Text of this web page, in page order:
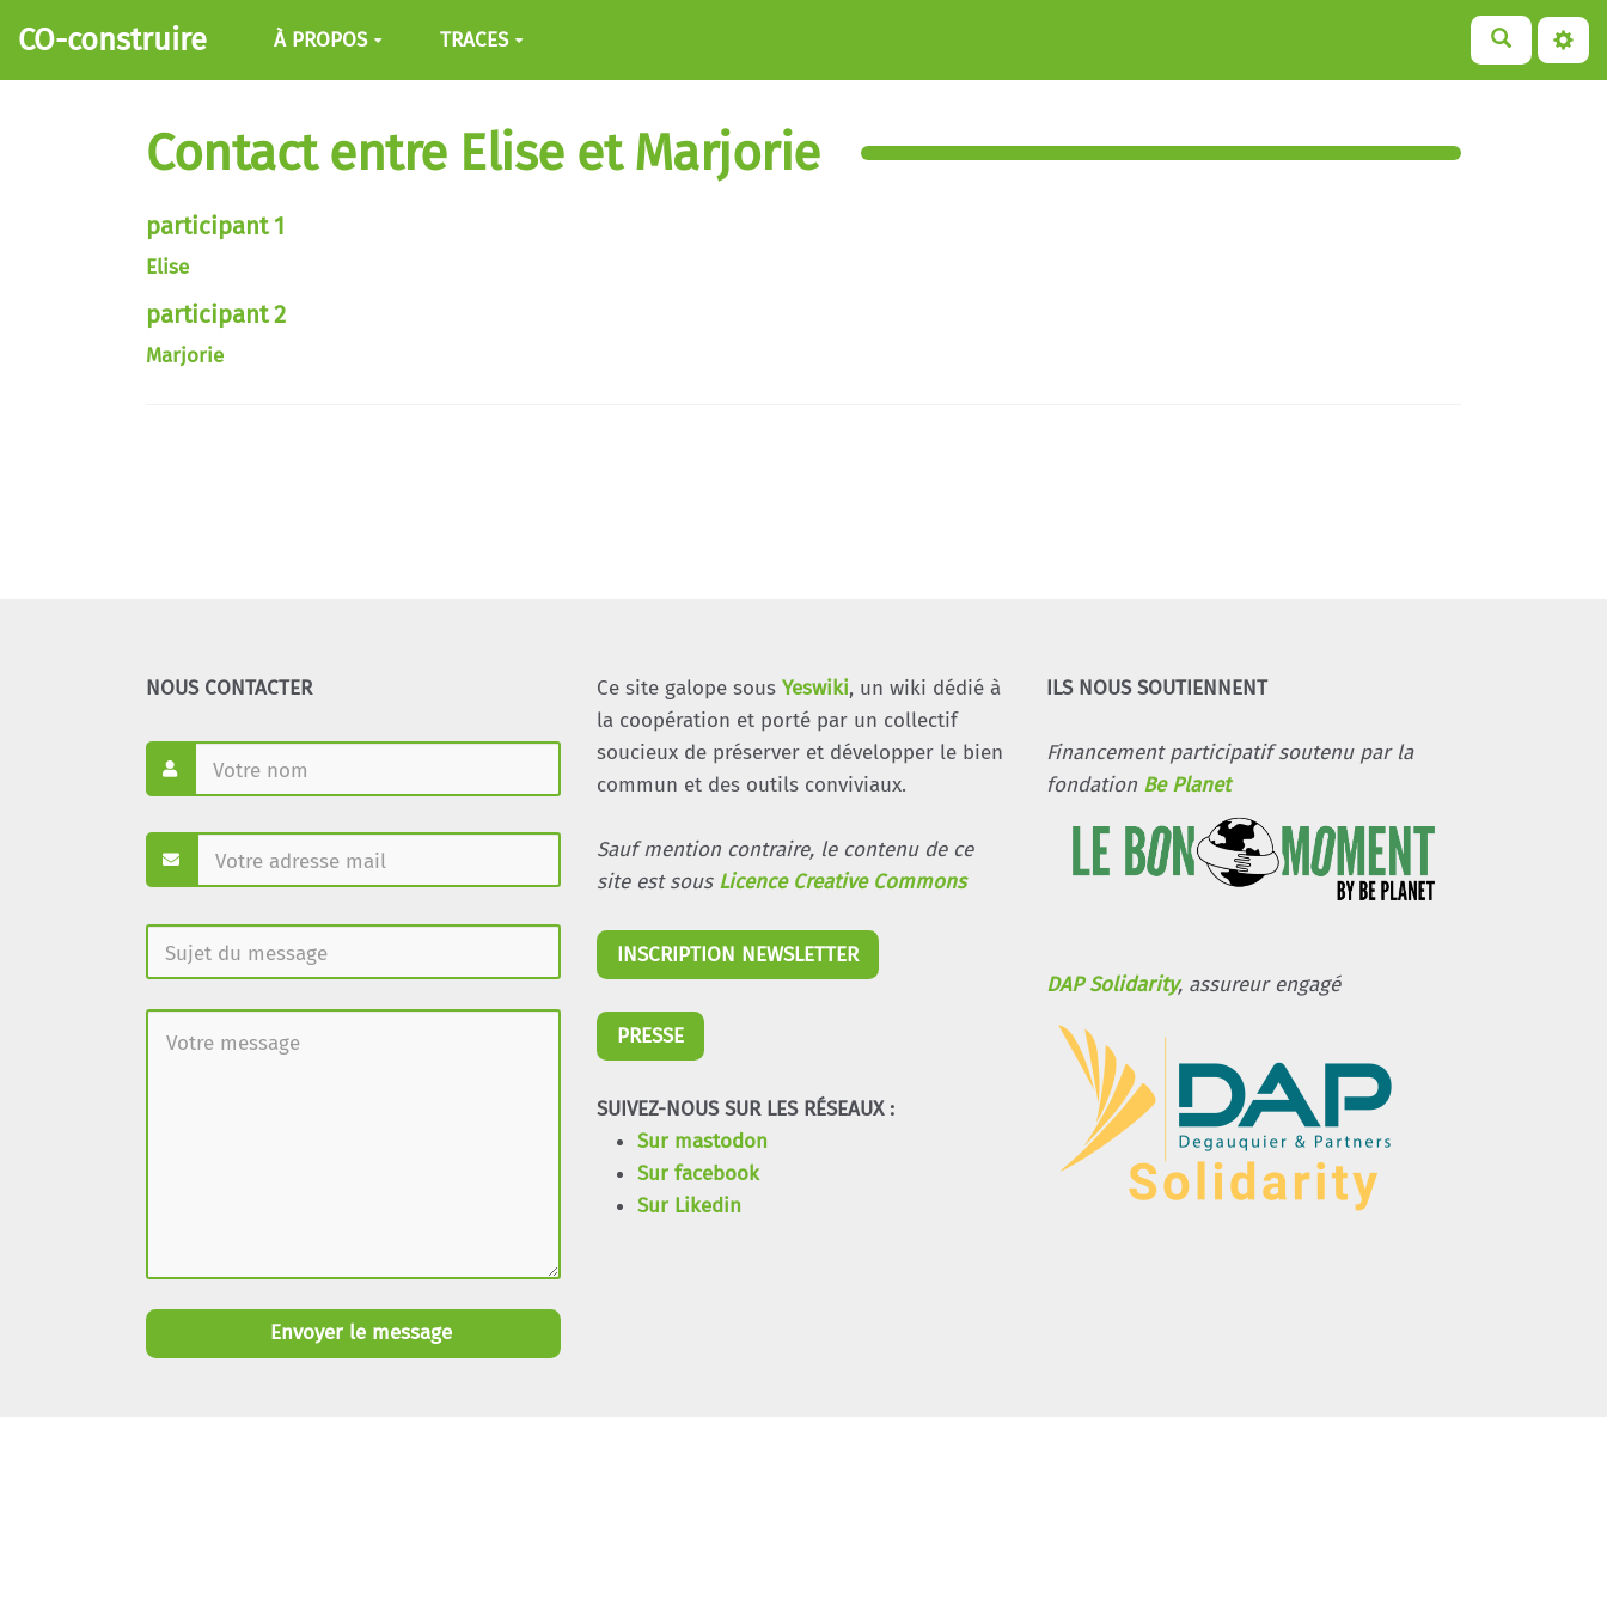
Aller au contenu principal
CO-construire À PROPOS TRACES
Contact entre Elise et Marjorie
participant 1
Elise
participant 2
Marjorie
NOUS CONTACTER
Envoyer le message
Ce site galope sous Yeswiki, un wiki dédié à
la coopération et porté par un collectif
soucieux de préserver et développer le bien
commun et des outils conviviaux.
Sauf mention contraire, le contenu de ce
site est sous Licence Creative Commons
INSCRIPTION NEWSLETTER
PRESSE
SUIVEZ-NOUS SUR LES RÉSEAUX :
Sur mastodon
Sur facebook
Sur Likedin
ILS NOUS SOUTIENNENT
Financement participatif soutenu par la
fondation Be Planet
DAP Solidarity, assureur engagé